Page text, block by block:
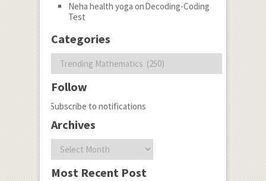
Neha health yoga onDecoding-Coding
Test
Categories
Categories
Follow
Subscribe to notifications
Archives
Archives
Most Recent Post